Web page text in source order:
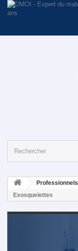
Professionnels
Exosquelettes